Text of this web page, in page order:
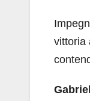
vittoria